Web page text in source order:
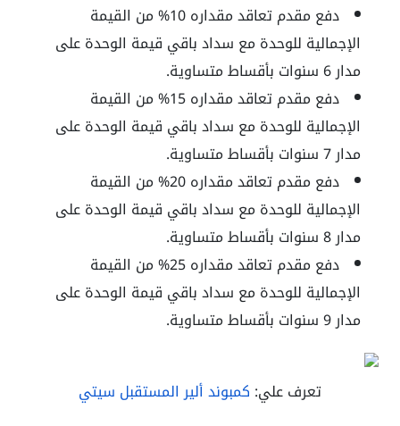
دفع مقدم تعاقد مقداره 10% من القيمة
الإجمالية للوحدة مع سداد باقي قيمة الوحدة على
مدار 6 سنوات بأقساط متساوية.
دفع مقدم تعاقد مقداره 15% من القيمة
الإجمالية للوحدة مع سداد باقي قيمة الوحدة على
مدار 7 سنوات بأقساط متساوية.
دفع مقدم تعاقد مقداره 20% من القيمة
الإجمالية للوحدة مع سداد باقي قيمة الوحدة على
مدار 8 سنوات بأقساط متساوية.
دفع مقدم تعاقد مقداره 25% من القيمة
الإجمالية للوحدة مع سداد باقي قيمة الوحدة على
مدار 9 سنوات بأقساط متساوية.
تعرف علي: كمبوند ألير المستقبل سيتي